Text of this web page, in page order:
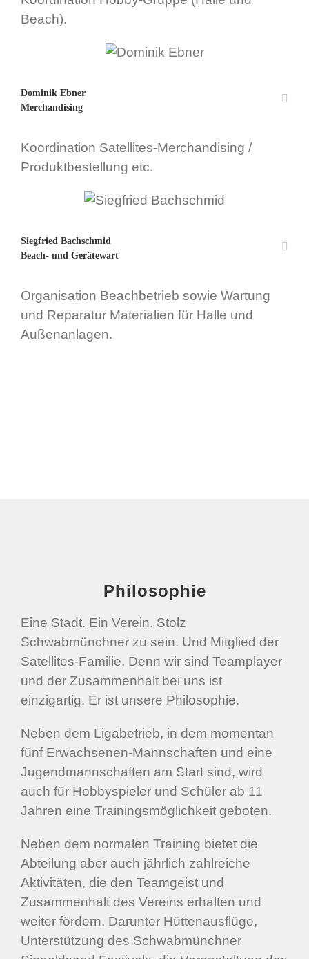
Beach).
Dominik Ebner
Merchandising
Koordination Satellites-Merchandising /
Produktbestellung etc.
Siegfried Bachschmid
Beach- und Gerätewart
Organisation Beachbetrieb sowie Wartung
und Reparatur Materialien für Halle und
Außenanlagen.
Philosophie
Eine Stadt. Ein Verein. Stolz
Schwabmünchner zu sein. Und Mitglied der
Satellites-Familie. Denn wir sind Teamplayer
und der Zusammenhalt bei uns ist
einzigartig. Er ist unsere Philosophie.
Neben dem Ligabetrieb, in dem momentan
fünf Erwachsenen-Mannschaften und eine
Jugendmannschaften am Start sind, wird
auch für Hobbyspieler und Schüler ab 11
Jahren eine Trainingsmöglichkeit geboten.
Neben dem normalen Training bietet die
Abteilung aber auch jährlich zahlreiche
Aktivitäten, die den Teamgeist und
Zusammenhalt des Vereins erhalten und
weiter fördern. Darunter Hüttenausflüge,
Unterstützung des Schwabmünchner